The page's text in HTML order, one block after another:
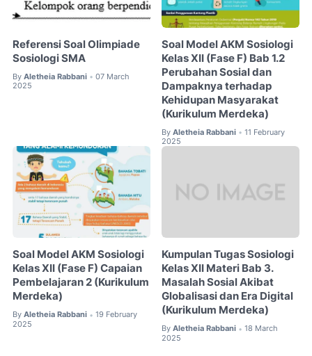
Referensi Soal Olimpiade
Sosiologi SMA
By Aletheia Rabbani • 07 March
2025
Soal Model AKM Sosiologi
Kelas XII (Fase F) Bab 1.2
Perubahan Sosial dan
Dampaknya terhadap
Kehidupan Masyarakat
(Kurikulum Merdeka)
By Aletheia Rabbani • 11 February
2025
Soal Model AKM Sosiologi
Kelas XII (Fase F) Capaian
Pembelajaran 2 (Kurikulum
Merdeka)
By Aletheia Rabbani • 19 February
2025
Kumpulan Tugas Sosiologi
Kelas XII Materi Bab 3.
Masalah Sosial Akibat
Globalisasi dan Era Digital
(Kurikulum Merdeka)
By Aletheia Rabbani • 18 March
2025